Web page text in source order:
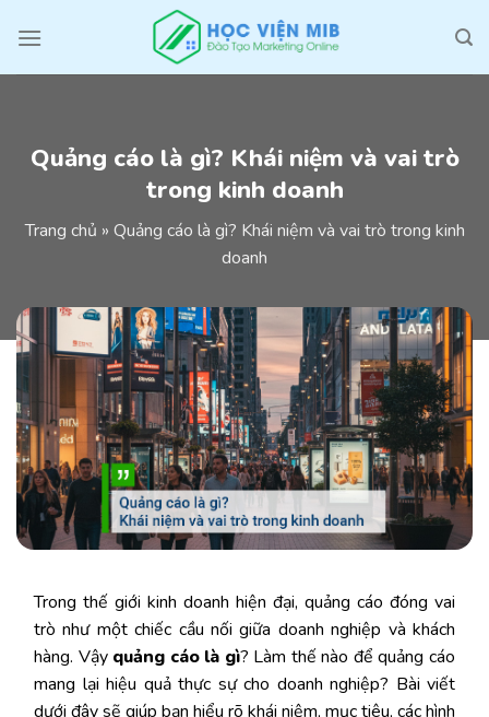
Quảng cáo là gì? Khái niệm và vai trò
trong kinh doanh
Trang chủ » Quảng cáo là gì? Khái niệm và vai trò trong kinh
doanh
Trong thế giới kinh doanh hiện đại, quảng cáo đóng vai
trò như một chiếc cầu nối giữa doanh nghiệp và khách
hàng. Vậy quảng cáo là gì? Làm thế nào để quảng cáo
mang lại hiệu quả thực sự cho doanh nghiệp? Bài viết
dưới đây sẽ giúp bạn hiểu rõ khái niệm, mục tiêu, các hình